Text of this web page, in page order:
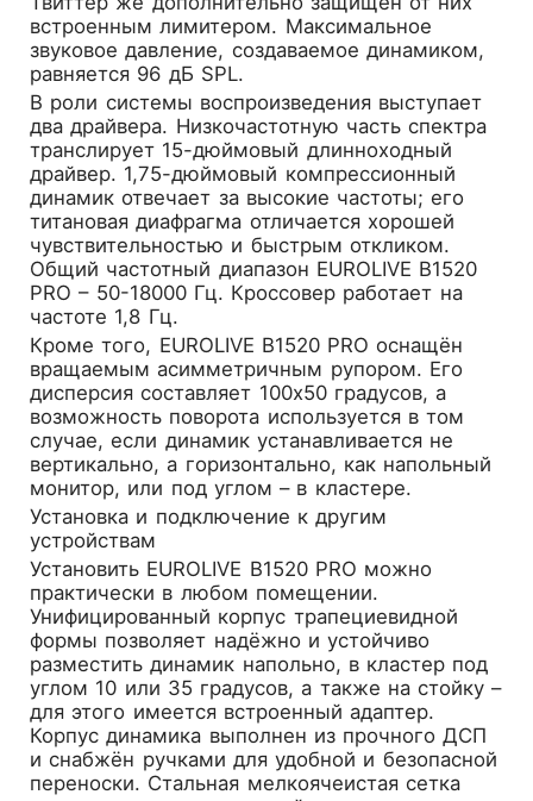
встроенным лимитером. Максимальное
звуковое давление, создаваемое динамиком,
равняется 96 дБ SPL.
В роли системы воспроизведения выступает
два драйвера. Низкочастотную часть спектра
транслирует 15-дюймовый длинноходный
драйвер. 1,75-дюймовый компрессионный
динамик отвечает за высокие частоты; его
титановая диафрагма отличается хорошей
чувствительностью и быстрым откликом.
Общий частотный диапазон EUROLIVE B1520
PRO – 50-18000 Гц. Кроссовер работает на
частоте 1,8 Гц.
Кроме того, EUROLIVE B1520 PRO оснащён
вращаемым асимметричным pупором. Его
дисперсия составляет 100х50 градусов, а
возможность поворота используется в том
случае, если динамик устанавливается не
вертикально, а горизонтально, как напольный
монитор, или под углом – в кластере.
Установка и подключение к другим
устройствам
Установить EUROLIVE B1520 PRO можно
практически в любом помещении.
Унифицированный корпус трапециевидной
формы позволяет надёжно и устойчиво
разместить динамик напольно, в кластер под
углом 10 или 35 градусов, а также на стойку –
для этого имеется встроенный адаптер.
Корпус динамика выполнен из прочного ДСП
и снабжён ручками для удобной и безопасной
переноски. Стальная мелкоячеистая сетка